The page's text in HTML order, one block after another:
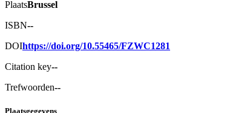
PlaatsBrussel
ISBN--
DOIhttps://doi.org/10.55465/FZWC1281
Citation key--
Trefwoorden--
Plaatsgegevens